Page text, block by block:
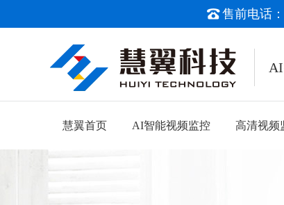
售前电话
慧翼首页 AI智能视频监控 高清视频